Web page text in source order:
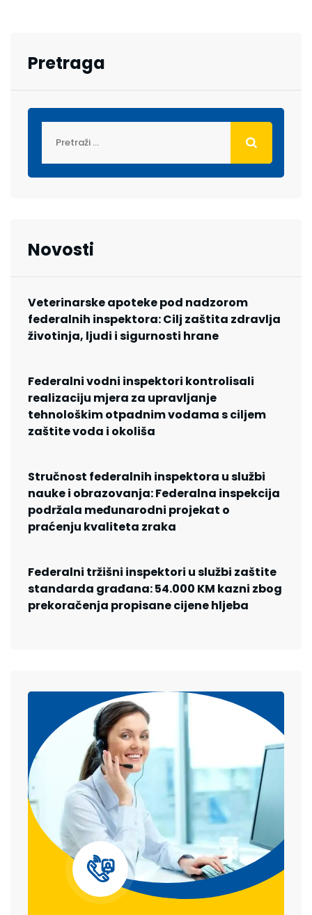
Pretraga
Novosti
Veterinarske apoteke pod nadzorom
federalnih inspektora: Cilj zaštita zdravlja
životinja, ljudi i sigurnosti hrane
Federalni vodni inspektori kontrolisali
realizaciju mjera za upravljanje
tehnološkim otpadnim vodama s ciljem
zaštite voda i okoliša
Stručnost federalnih inspektora u službi
nauke i obrazovanja: Federalna inspekcija
podržala međunarodni projekat o
praćenju kvaliteta zraka
Federalni tržišni inspektori u službi zaštite
standarda građana: 54.000 KM kazni zbog
prekoračenja propisane cijene hljeba